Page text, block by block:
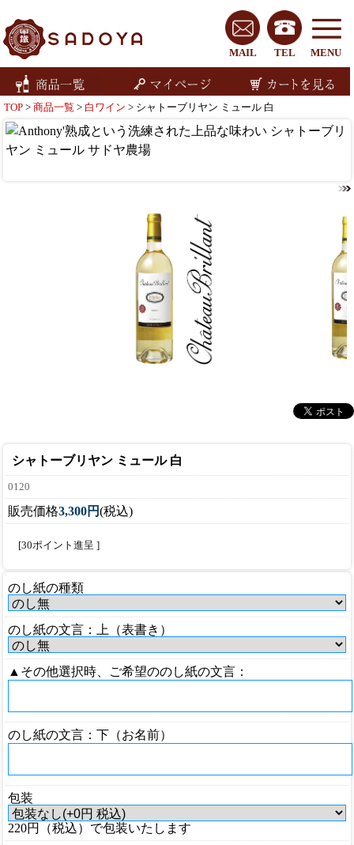
MENU
TEL
MAIL
TOP > 商品一覧 > 白ワイン > シャトーブリヤン ミュール 白
シャトーブリヤン ミュール 白
0120
販売価格3,300円(税込)
[30ポイント進呈 ]
のし紙の種類
のし紙の文言：上（表書き）
▲その他選択時、ご希望ののし紙の文言：
のし紙の文言：下（お名前）
包装
220円（税込）で包装いたします